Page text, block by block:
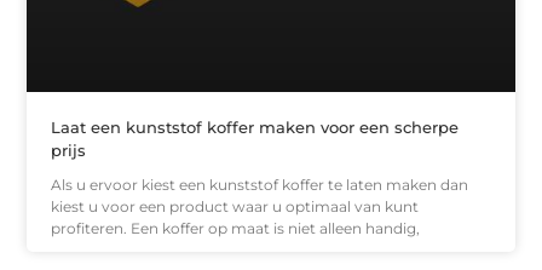
Laat een kunststof koffer maken voor een scherpe
prijs
Als u ervoor kiest een kunststof koffer te laten maken dan
kiest u voor een product waar u optimaal van kunt
profiteren. Een koffer op maat is niet alleen handig,